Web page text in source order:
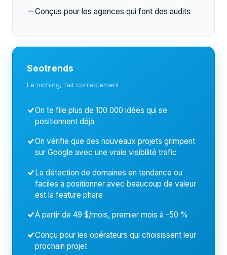
Conçus pour les agences qui font des audits
Seotrends
Le niching, fait correctement
On te file plus de 100 000 idées qui se
positionnent déjà
On vérifie que des nouveaux projets grimpent
sur Google avec une vraie visibilité trafic
La détection de domaines en tendance ou
faciles à positionner avec beaucoup de valeur
est la feature phare
À partir de 49 $/mois, premier mois à -50 %
Conçu pour les opérateurs qui choisissent leur
prochain projet